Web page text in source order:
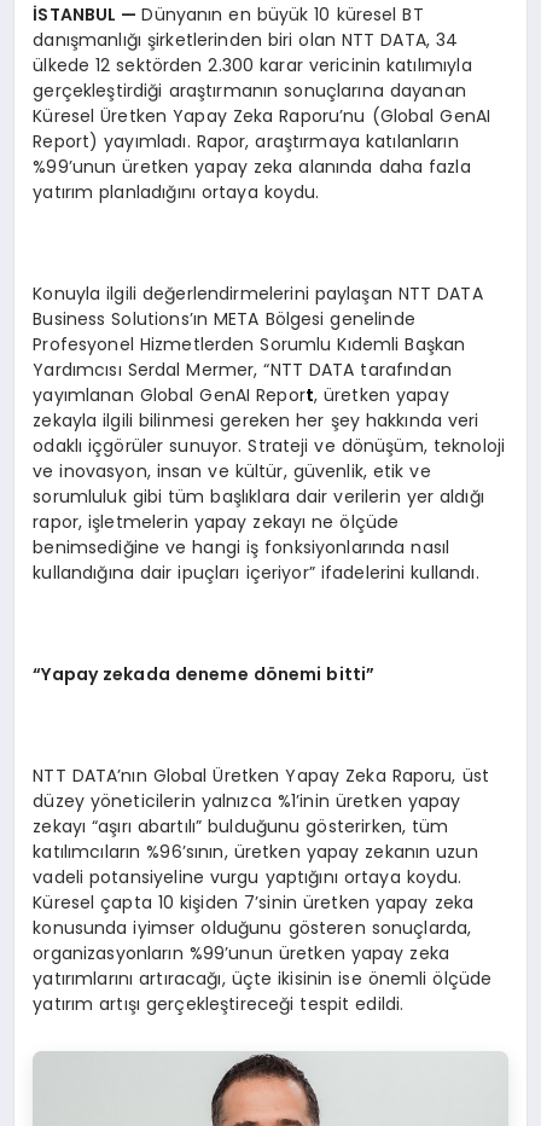
İSTANBUL —Dünyanın en büyük 10 küresel BT
danışmanlığı şirketlerinden biri olan NTT DATA, 34
ülkede 12 sektörden 2.300 karar vericinin katılımıyla
gerçekleştirdiği araştırmanın sonuçlarına dayanan
Küresel Üretken Yapay Zeka Raporu’nu (Global GenAI
Report) yayımladı. Rapor, araştırmaya katılanların
%99’unun üretken yapay zeka alanında daha fazla
yatırım planladığını ortaya koydu.
Konuyla ilgili değerlendirmelerini paylaşan NTT DATA
Business Solutions’ın META Bölgesi genelinde
Profesyonel Hizmetlerden Sorumlu Kıdemli Başkan
Yardımcısı Serdal Mermer, “NTT DATA tarafından
yayımlanan Global GenAI Report, üretken yapay
zekayla ilgili bilinmesi gereken her şey hakkında veri
odaklı içgörüler sunuyor. Strateji ve dönüşüm, teknoloji
ve inovasyon, insan ve kültür, güvenlik, etik ve
sorumluluk gibi tüm başlıklara dair verilerin yer aldığı
rapor, işletmelerin yapay zekayı ne ölçüde
benimsediğine ve hangi iş fonksiyonlarında nasıl
kullandığına dair ipuçları içeriyor” ifadelerini kullandı.
“Yapay zekada deneme dönemi bitti”
NTT DATA’nın Global Üretken Yapay Zeka Raporu, üst
düzey yöneticilerin yalnızca %1’inin üretken yapay
zekayı “aşırı abartılı” bulduğunu gösterirken, tüm
katılımcıların %96’sının, üretken yapay zekanın uzun
vadeli potansiyeline vurgu yaptığını ortaya koydu.
Küresel çapta 10 kişiden 7’sinin üretken yapay zeka
konusunda iyimser olduğunu gösteren sonuçlarda,
organizasyonların %99’unun üretken yapay zeka
yatırımlarını artıracağı, üçte ikisinin ise önemli ölçüde
yatırım artışı gerçekleştireceği tespit edildi.